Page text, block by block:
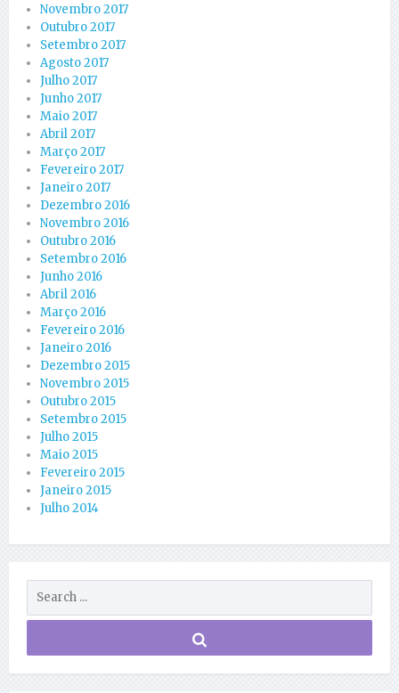
Novembro 2017
Outubro 2017
Setembro 2017
Agosto 2017
Julho 2017
Junho 2017
Maio 2017
Abril 2017
Março 2017
Fevereiro 2017
Janeiro 2017
Dezembro 2016
Novembro 2016
Outubro 2016
Setembro 2016
Junho 2016
Abril 2016
Março 2016
Fevereiro 2016
Janeiro 2016
Dezembro 2015
Novembro 2015
Outubro 2015
Setembro 2015
Julho 2015
Maio 2015
Fevereiro 2015
Janeiro 2015
Julho 2014